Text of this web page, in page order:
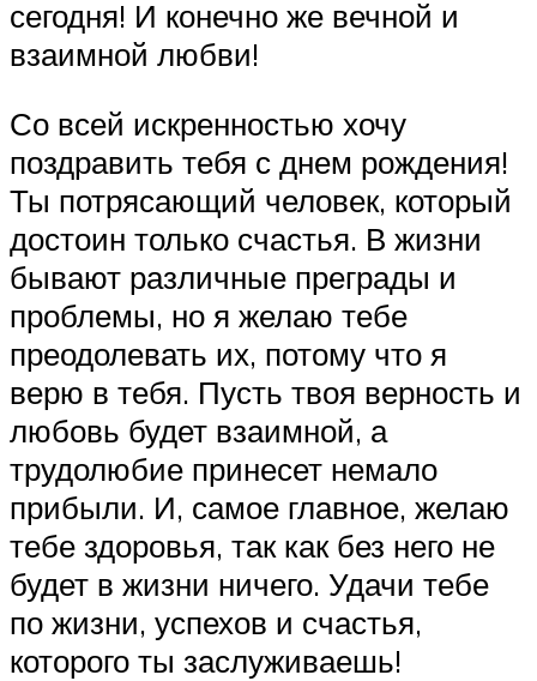
сегодня! И конечно же вечной и
взаимной любви!
Со всей искренностью хочу
поздравить тебя с днем рождения!
Ты потрясающий человек, который
достоин только счастья. В жизни
бывают различные преграды и
проблемы, но я желаю тебе
преодолевать их, потому что я
верю в тебя. Пусть твоя верность и
любовь будет взаимной, а
трудолюбие принесет немало
прибыли. И, самое главное, желаю
тебе здоровья, так как без него не
будет в жизни ничего. Удачи тебе
по жизни, успехов и счастья,
которого ты заслуживаешь!